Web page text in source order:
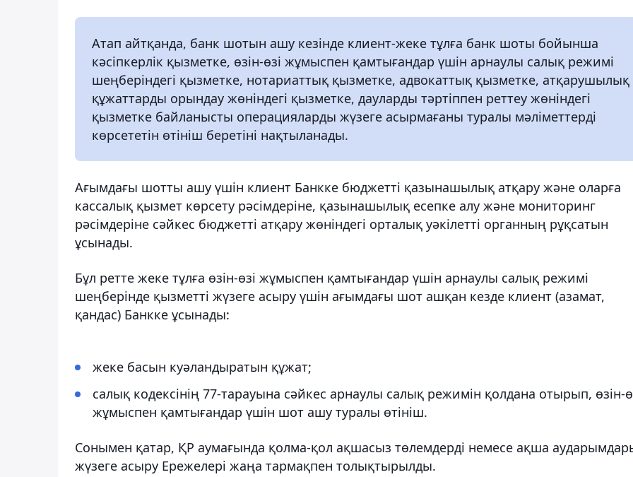
Атап айтқанда, банк шотын ашу кезінде клиент-жеке тұлға банк шоты бойынша
кәсіпкерлік қызметке, өзін-өзі жұмыспен қамтығандар үшін арнаулы салық режимі
шеңберіндегі қызметке, нотариаттық қызметке, адвокаттық қызметке, атқарушылық
құжаттарды орындау жөніндегі қызметке, дауларды тәртіппен реттеу жөніндегі
қызметке байланысты операцияларды жүзеге асырмағаны туралы мәліметтерді
көрсететін өтініш беретіні нақтыланады.
Ағымдағы шотты ашу үшін клиент Банкке бюджетті қазынашылық атқару және оларға
кассалық қызмет көрсету рәсімдеріне, қазынашылық есепке алу және мониторинг
рәсімдеріне сәйкес бюджетті атқару жөніндегі орталық уәкілетті органның рұқсатын
ұсынады.
Бұл ретте жеке тұлға өзін-өзі жұмыспен қамтығандар үшін арнаулы салық режимі
шеңберінде қызметті жүзеге асыру үшін ағымдағы шот ашқан кезде клиент (азамат,
қандас) Банкке ұсынады:
жеке басын куәландыратын құжат;
салық кодексінің 77-тарауына сәйкес арнаулы салық режимін қолдана отырып, өзін-
жұмыспен қамтығандар үшін шот ашу туралы өтініш.
Сонымен қатар, ҚР аумағында қолма-қол ақшасыз төлемдерді немесе ақша
жүзеге асыру Ережелері жаңа тармақпен толықтырылды.